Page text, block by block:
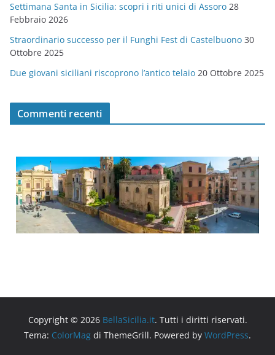
Settimana Santa in Sicilia: scopri i riti unici di Assoro 28
Febbraio 2026
Straordinario successo per il Funghi Fest di Castelbuono 30
Ottobre 2025
Due giovani siciliani riscoprono l’antico telaio 20 Ottobre 2025
Commenti recenti
Copyright © 2026 BellaSicilia.it. Tutti i diritti riservati.
Tema: ColorMag di ThemeGrill. Powered by WordPress.